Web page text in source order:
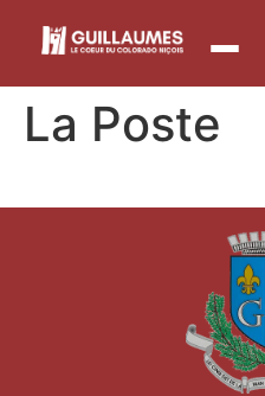
principal
La Poste